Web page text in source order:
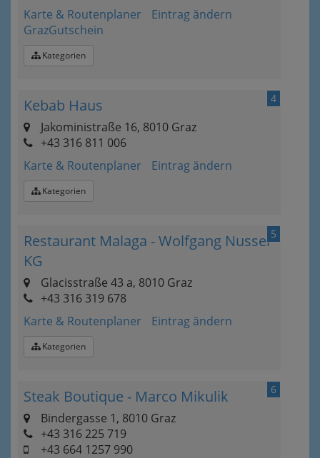
Karte & Routenplaner
Eintrag ändern
GrazGutschein
Kategorien
4
Kebab Haus
Jakoministraße 16, 8010 Graz
+43 316 811 006
Karte & Routenplaner
Eintrag ändern
Kategorien
5
Restaurant Malaga - Wolfgang Nusser
KG
Glacisstraße 43 a, 8010 Graz
+43 316 319 678
Karte & Routenplaner
Eintrag ändern
Kategorien
6
Steak Boutique - Marco Mikulik
Bindergasse 1, 8010 Graz
+43 316 225 719
+43 664 1257 990